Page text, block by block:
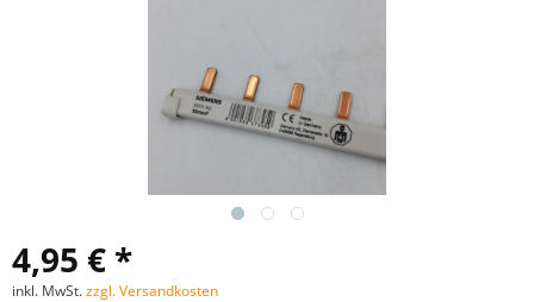
4,95 € *
inkl. MwSt.zzgl. Versandkosten